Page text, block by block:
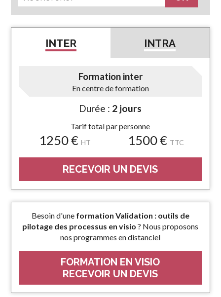
INTER INTRA
Formation inter
En centre de formation
Durée : 2 jours
Tarif total par personne
1250 €HT 1500 € TTC
RECEVOIR UN DEVIS
Besoin d'une formation Validation : outils de
pilotage des processus en visio ? Nous proposons
nos programmes en distanciel
FORMATION EN VISIO
RECEVOIR UN DEVIS